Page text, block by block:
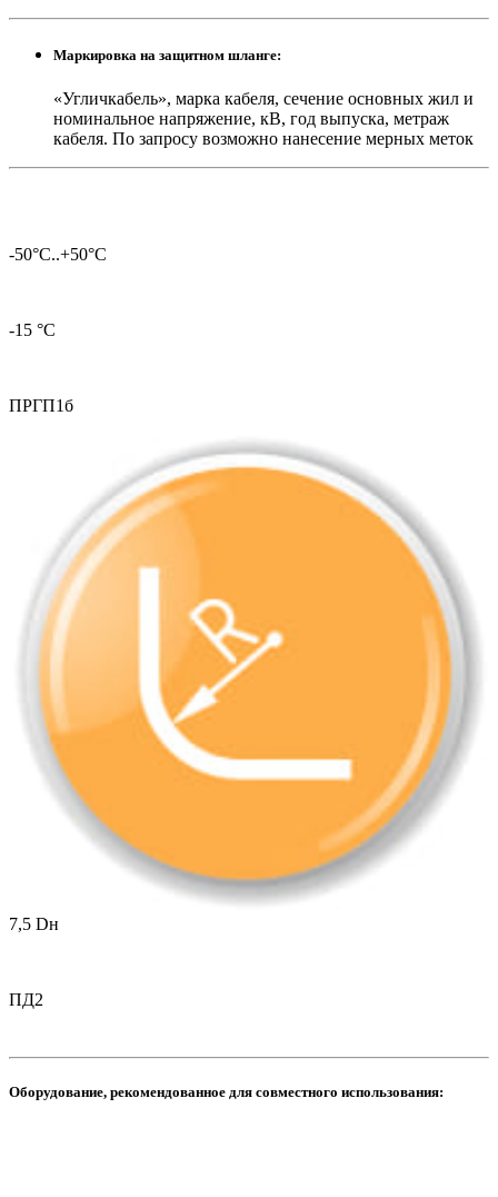
Маркировка на защитном шланге:
«Угличкабель», марка кабеля, сечение основных жил и
номинальное напряжение, кВ, год выпуска, метраж
кабеля. По запросу возможно нанесение мерных меток
-50°С..+50°С
-15 °С
ПРГП1б
7,5 Dн
ПД2
Оборудование, рекомендованное для совместного использования: